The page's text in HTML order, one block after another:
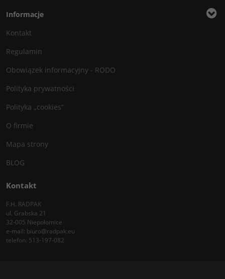
Informacje
Kontakt
Regulamin
Obowiązek informacyjny - RODO
Polityka prywatności
Polityka „cookies”
O firmie
Mapa strony
BLOG
Kontakt
F.H. RADPAK
ul. Grabska 21
32-005 Niepołomice
e-mail: biuro@radpak.eu
telefon: 513-197-082